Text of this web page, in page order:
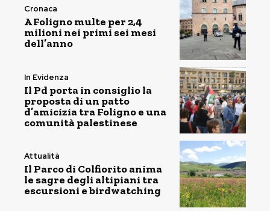
Cronaca
A Foligno multe per 2,4
milioni nei primi sei mesi
dell’anno
In Evidenza
Il Pd porta in consiglio la
proposta di un patto
d’amicizia tra Foligno e una
comunità palestinese
Attualità
Il Parco di Colfiorito anima
le sagre degli altipiani tra
escursioni e birdwatching